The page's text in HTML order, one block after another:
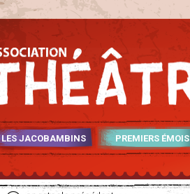
LES JACOBAMBINS PREMIERS ÉMOIS